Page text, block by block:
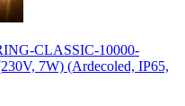
CLASSIC-10000-
7W) (Ardecoled, IP65,